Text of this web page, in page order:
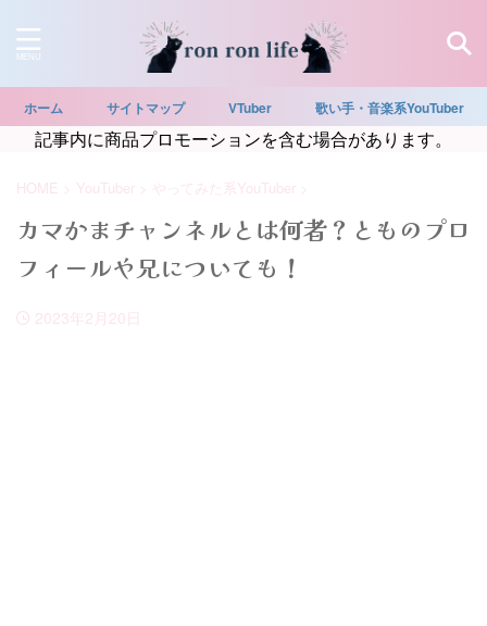
ホーム サイトマップ VTuber 歌い手・音楽系YouTuber
記事内に商品プロモーションを含む場合があります。
HOME > YouTuber > やってみた系YouTuber >
カマかまチャンネルとは何者？とものプロ
フィールや兄についても！
2023年2月20日